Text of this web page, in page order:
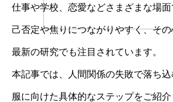
仕事や学校、恋愛などさまざまな場
己否定や焦りにつながりやすく、そ
最新の研究でも注目されています。
本記事では、人間関係の失敗で落ち
服に向けた具体的なステップをご紹介